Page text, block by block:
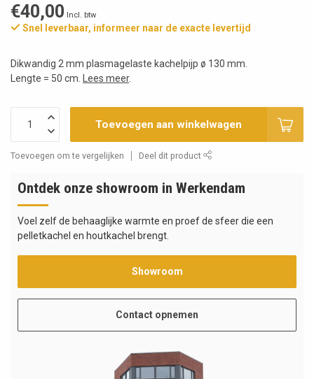
€40,00 Incl. btw
Snel leverbaar, informeer naar de exacte levertijd
Dikwandig 2 mm plasmagelaste kachelpijp ø 130 mm.
Lengte = 50 cm.
Lees meer.
Toevoegen aan winkelwagen
Toevoegen om te vergelijken Deel dit product
Ontdek onze showroom in Werkendam
Voel zelf de behaaglijke warmte en proef de sfeer die een
pelletkachel en houtkachel brengt.
Showroom
Contact opnemen